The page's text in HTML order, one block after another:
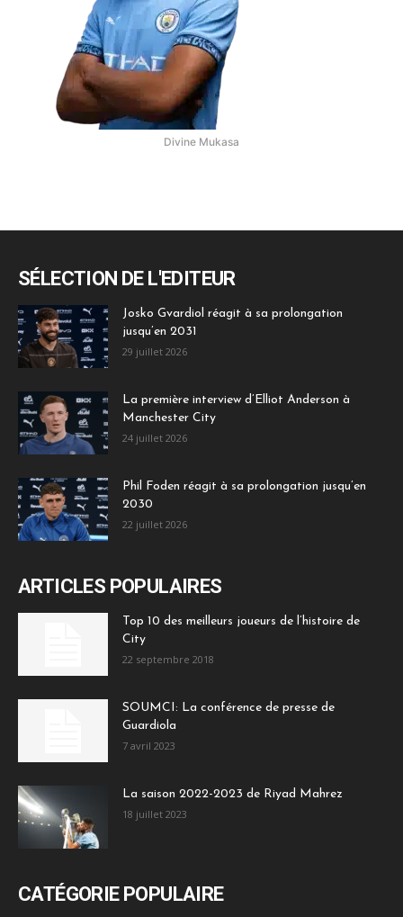
Divine Mukasa
SÉLECTION DE L'EDITEUR
Josko Gvardiol réagit à sa prolongation
jusqu’en 2031
29 juillet 2026
La première interview d’Elliot Anderson à
Manchester City
24 juillet 2026
Phil Foden réagit à sa prolongation jusqu’en
2030
22 juillet 2026
ARTICLES POPULAIRES
Top 10 des meilleurs joueurs de l’histoire de
City
22 septembre 2018
SOUMCI: La conférence de presse de
Guardiola
7 avril 2023
La saison 2022-2023 de Riyad Mahrez
18 juillet 2023
CATÉGORIE POPULAIRE